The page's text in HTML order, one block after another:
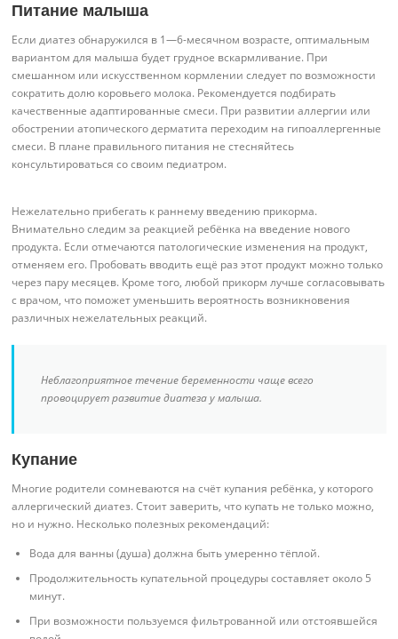
Питание малыша
Если диатез обнаружился в 1—6-месячном возрасте, оптимальным
вариантом для малыша будет грудное вскармливание. При
смешанном или искусственном кормлении следует по возможности
сократить долю коровьего молока. Рекомендуется подбирать
качественные адаптированные смеси. При развитии аллергии или
обострении атопического дерматита переходим на гипоаллергенные
смеси. В плане правильного питания не стесняйтесь
консультироваться со своим педиатром.
Нежелательно прибегать к раннему введению прикорма.
Внимательно следим за реакцией ребёнка на введение нового
продукта. Если отмечаются патологические изменения на продукт,
отменяем его. Пробовать вводить ещё раз этот продукт можно только
через пару месяцев. Кроме того, любой прикорм лучше согласовывать
с врачом, что поможет уменьшить вероятность возникновения
различных нежелательных реакций.
Неблагоприятное течение беременности чаще всего
провоцирует развитие диатеза у малыша.
Купание
Многие родители сомневаются на счёт купания ребёнка, у которого
аллергический диатез. Стоит заверить, что купать не только можно,
но и нужно. Несколько полезных рекомендаций:
Вода для ванны (душа) должна быть умеренно тёплой.
Продолжительность купательной процедуры составляет около 5
минут.
При возможности пользуемся фильтрованной или отстоявшейся